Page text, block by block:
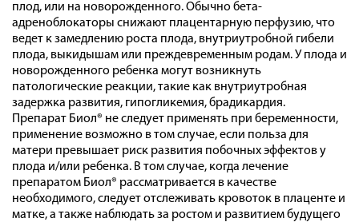
плод, или на новорожденного. Обычно бета-
адреноблокаторы снижают плацентарную перфузию, что
ведет к замедлению роста плода, внутриутробной гибели
плода, выкидышам или преждевременным родам. У плода и
новорожденного ребенка могут возникнуть
патологические реакции, такие как внутриутробная
задержка развития, гипогликемия, брадикардия.
Препарат Биол® не следует применять при беременности,
применение возможно в том случае, если польза для
матери превышает риск развития побочных эффектов у
плода и/или ребенка. В том случае, когда лечение
препаратом Биол® рассматривается в качестве
необходимого, следует отслеживать кровоток в плаценте и
матке, а также наблюдать за ростом и развитием будущего